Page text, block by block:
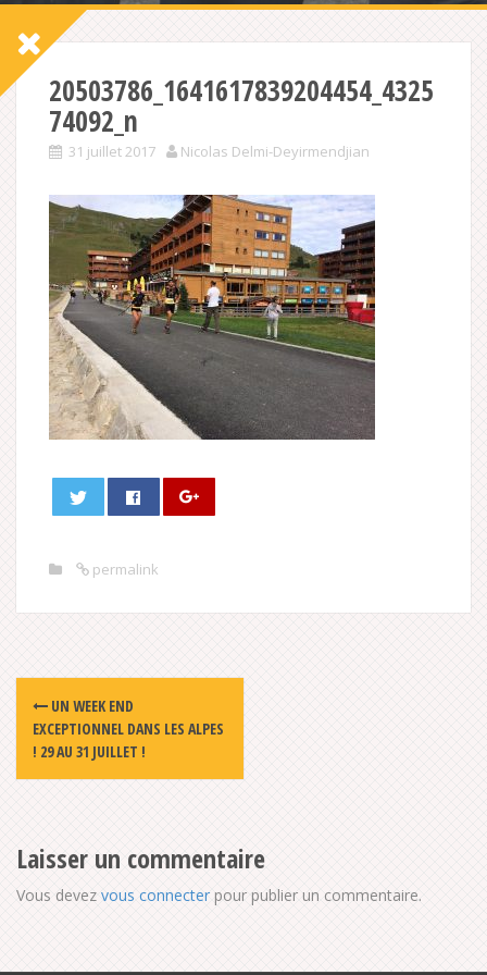
20503786_1641617839204454_4325
74092_n
31 juillet 2017 Nicolas Delmi-Deyirmendjian
permalink
Post
navigation
UN WEEK END
EXCEPTIONNEL DANS LES ALPES
! 29 AU 31 JUILLET !
Laisser un commentaire
Vous devez vous connecter pour publier un commentaire.